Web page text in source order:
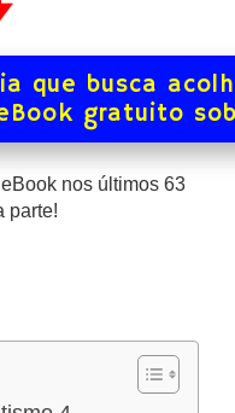
que busca
gratuito
nos últimos 63
parte!